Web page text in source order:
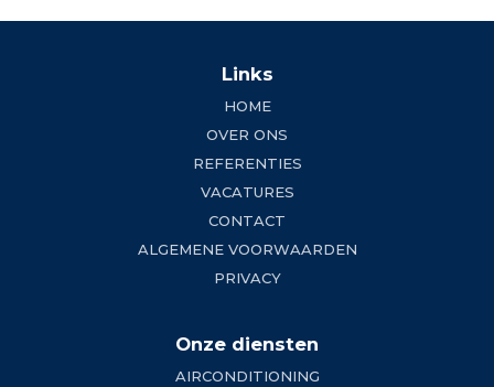
Links
HOME
OVER ONS
REFERENTIES
VACATURES
CONTACT
ALGEMENE VOORWAARDEN
PRIVACY
Onze diensten
AIRCONDITIONING